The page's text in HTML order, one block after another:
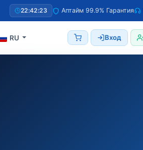
22:42:24 Аптайм 99.9% Гарантия
RU Вход